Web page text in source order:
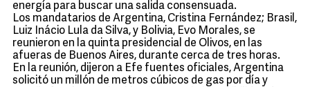
energía para buscar una salida consensuada.
Los mandatarios de Argentina, Cristina Fernández; Brasil,
Luiz Inácio Lula da Silva, y Bolivia, Evo Morales, se
reunieron en la quinta presidencial de Olivos, en las
afueras de Buenos Aires, durante cerca de tres horas.
En la reunión, dijeron a Efe fuentes oficiales, Argentina
solicitó un millón de metros cúbicos de gas por día y